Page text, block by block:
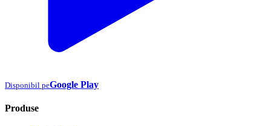
Disponibil peGoogle Play
Produse